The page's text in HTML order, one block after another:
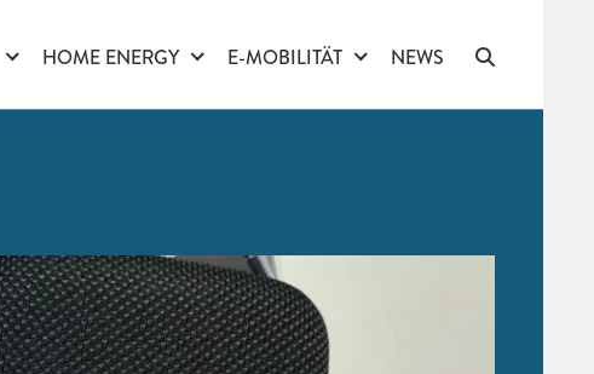
HOME ENERGY E-MOBILITÄT NEWS